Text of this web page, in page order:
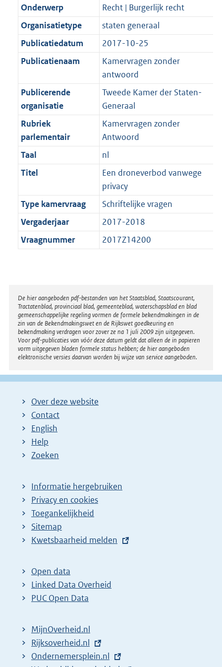
t
a
t
K
b
2
K
b
Onderwerp
Recht | Burgerlijk recht
Organisatietype
staten generaal
Publicatiedatum
2017-10-25
Publicatienaam
Kamervragen zonder
antwoord
Publicerende
organisatie
Tweede Kamer der Staten-
Generaal
Rubriek
parlementair
Kamervragen zonder
Antwoord
Taal
nl
Titel
Een droneverbod vanwege
privacy
Type kamervraag
Schriftelijke vragen
Vergaderjaar
2017-2018
Vraagnummer
2017Z14200
Disclaimer
De hier aangeboden pdf-bestanden van het Staatsblad, Staatscourant,
Tractatenblad, provinciaal blad, gemeenteblad, waterschapsblad en blad
gemeenschappelijke regeling vormen de formele bekendmakingen in de
zin van de Bekendmakingswet en de Rijkswet goedkeuring en
bekendmaking verdragen voor zover ze na 1 juli 2009 zijn uitgegeven.
Voor pdf-publicaties van vóór deze datum geldt dat alleen de in papieren
vorm uitgegeven bladen formele status hebben; de hier aangeboden
elektronische versies daarvan worden bij wijze van service aangeboden.
Over deze website
Contact
English
Help
Zoeken
Informatie hergebruiken
Privacy en cookies
Toegankelijkheid
Sitemap
E
t
e
r
l
i
n
Kwetsbaarheid melden
Open data
Linked Data Overheid
PUC Open Data
MijnOverheid.nl
E
x
Rijksoverheid.nl
E
Ondernemersplein.nl